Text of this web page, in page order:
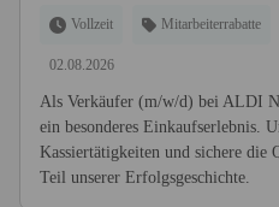
Vollzeit Mitarbeiterrabatte
02.08.2026
Als Verkäufer (m/w/d) bei ALDI
ein besonderes Einkaufserlebnis.
Kassiertätigkeiten und sichere die
Teil unserer Erfolgsgeschichte.